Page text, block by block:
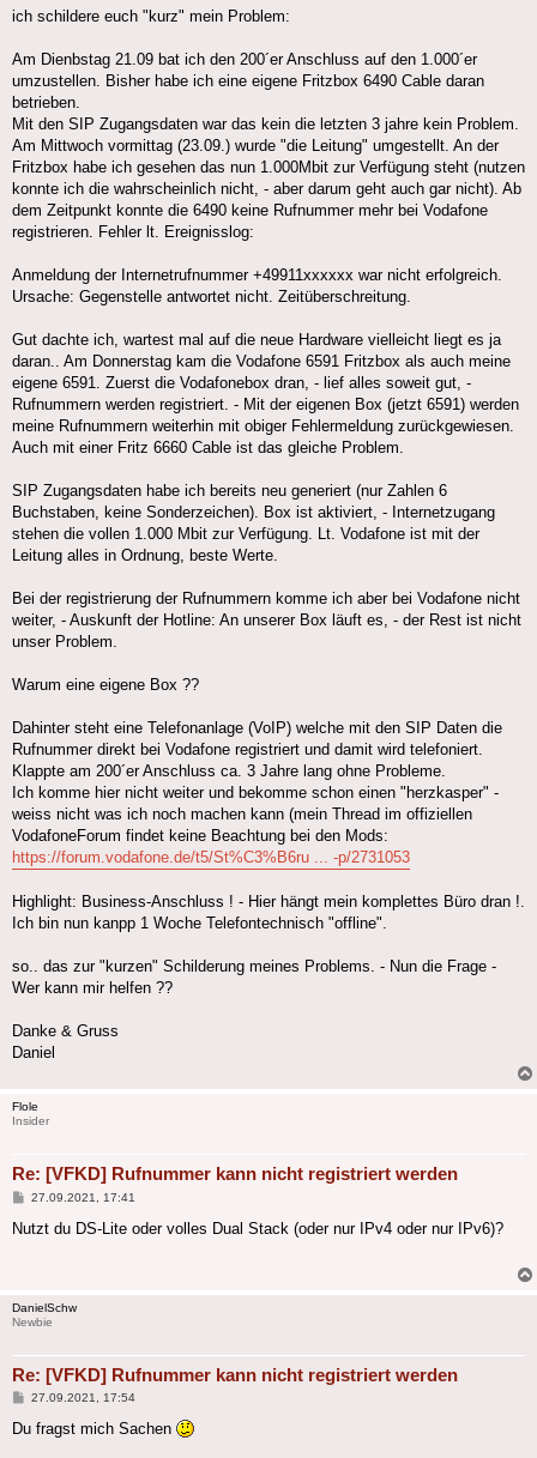
ich schildere euch "kurz" mein Problem:
Am Dienbstag 21.09 bat ich den 200´er Anschluss auf den 1.000´er
umzustellen. Bisher habe ich eine eigene Fritzbox 6490 Cable daran
betrieben.
Mit den SIP Zugangsdaten war das kein die letzten 3 jahre kein Problem.
Am Mittwoch vormittag (23.09.) wurde "die Leitung" umgestellt. An der
Fritzbox habe ich gesehen das nun 1.000Mbit zur Verfügung steht (nutzen
konnte ich die wahrscheinlich nicht, - aber darum geht auch gar nicht). Ab
dem Zeitpunkt konnte die 6490 keine Rufnummer mehr bei Vodafone
registrieren. Fehler lt. Ereignisslog:
Anmeldung der Internetrufnummer +49911xxxxxx war nicht erfolgreich.
Ursache: Gegenstelle antwortet nicht. Zeitüberschreitung.
Gut dachte ich, wartest mal auf die neue Hardware vielleicht liegt es ja
daran.. Am Donnerstag kam die Vodafone 6591 Fritzbox als auch meine
eigene 6591. Zuerst die Vodafonebox dran, - lief alles soweit gut, -
Rufnummern werden registriert. - Mit der eigenen Box (jetzt 6591) werden
meine Rufnummern weiterhin mit obiger Fehlermeldung zurückgewiesen.
Auch mit einer Fritz 6660 Cable ist das gleiche Problem.
SIP Zugangsdaten habe ich bereits neu generiert (nur Zahlen 6
Buchstaben, keine Sonderzeichen). Box ist aktiviert, - Internetzugang
stehen die vollen 1.000 Mbit zur Verfügung. Lt. Vodafone ist mit der
Leitung alles in Ordnung, beste Werte.
Bei der registrierung der Rufnummern komme ich aber bei Vodafone nicht
weiter, - Auskunft der Hotline: An unserer Box läuft es, - der Rest ist nicht
unser Problem.
Warum eine eigene Box ??
Dahinter steht eine Telefonanlage (VoIP) welche mit den SIP Daten die
Rufnummer direkt bei Vodafone registriert und damit wird telefoniert.
Klappte am 200´er Anschluss ca. 3 Jahre lang ohne Probleme.
Ich komme hier nicht weiter und bekomme schon einen "herzkasper" -
weiss nicht was ich noch machen kann (mein Thread im offiziellen
VodafoneForum findet keine Beachtung bei den Mods:
https://forum.vodafone.de/t5/St%C3%B6ru ... -p/2731053
Highlight: Business-Anschluss ! - Hier hängt mein komplettes Büro dran !.
Ich bin nun kanpp 1 Woche Telefontechnisch "offline".
so.. das zur "kurzen" Schilderung meines Problems. - Nun die Frage -
Wer kann mir helfen ??
Danke & Gruss
Daniel
Flole
Insider
Re: [VFKD] Rufnummer kann nicht registriert werden
Beitrag
27.09.2021, 17:41
Nutzt du DS-Lite oder volles Dual Stack (oder nur IPv4 oder nur IPv6)?
DanielSchw
Newbie
Re: [VFKD] Rufnummer kann nicht registriert werden
Beitrag
27.09.2021, 17:54
Du fragst mich Sachen